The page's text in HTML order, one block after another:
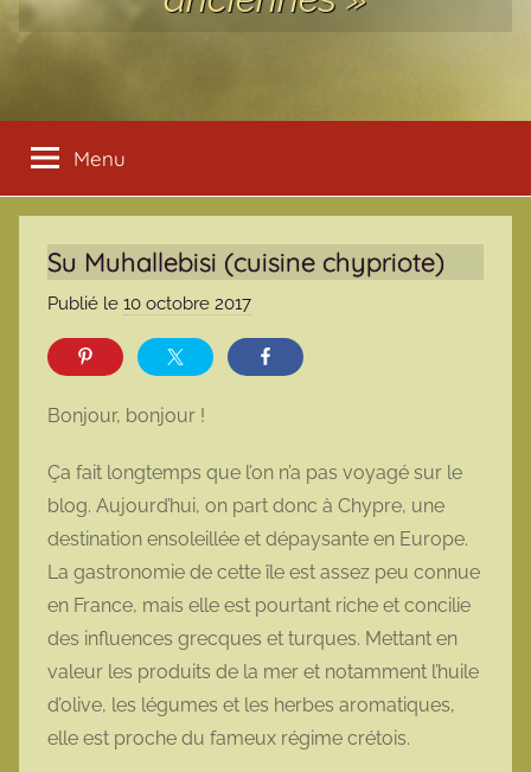
Menu
Su Muhallebisi (cuisine chypriote)
Publié le 10 octobre 2017
a
o
t
t
e
Bonjour, bonjour !
Ça fait longtemps que l’on n’a pas voyagé sur le
blog. Aujourd’hui, on part donc à Chypre, une
destination ensoleillée et dépaysante en Europe.
La gastronomie de cette île est assez peu connue
en France, mais elle est pourtant riche et concilie
des influences grecques et turques. Mettant en
valeur les produits de la mer et notamment l’huile
d’olive, les légumes et les herbes aromatiques,
elle est proche du fameux régime crétois.